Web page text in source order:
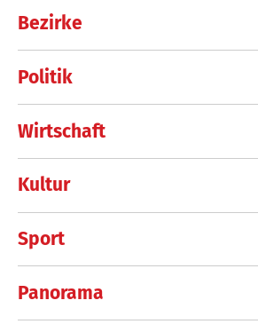
Bezirke
Politik
Wirtschaft
Kultur
Sport
Panorama